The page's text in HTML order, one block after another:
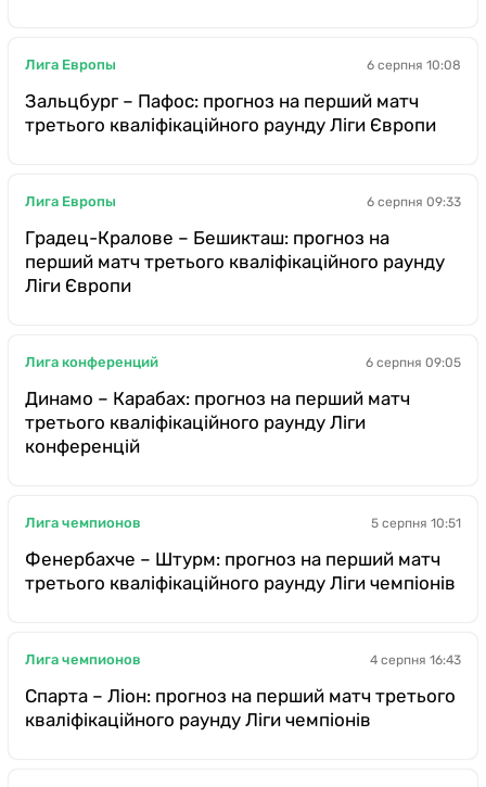
Лига Европы 6 серпня 10:08
Зальцбург – Пафос: прогноз на перший матч
третього кваліфікаційного раунду Ліги Європи
Лига Европы 6 серпня 09:33
Градец-Кралове – Бешикташ: прогноз на
перший матч третього кваліфікаційного раунду
Ліги Європи
Лига конференций 6 серпня 09:05
Динамо – Карабах: прогноз на перший матч
третього кваліфікаційного раунду Ліги
конференцій
Лига чемпионов 5 серпня 10:51
Фенербахче – Штурм: прогноз на перший матч
третього кваліфікаційного раунду Ліги чемпіонів
Лига чемпионов 4 серпня 16:43
Спарта – Ліон: прогноз на перший матч третього
кваліфікаційного раунду Ліги чемпіонів